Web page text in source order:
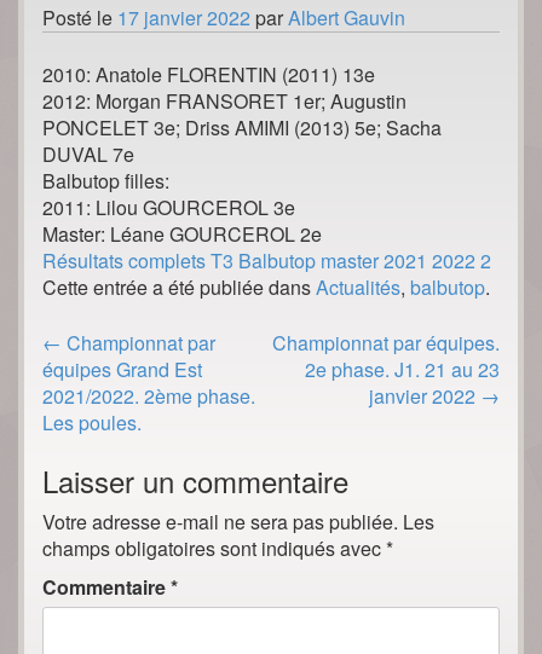
Posté le 17 janvier 2022 parAlbert Gauvin
2010: Anatole FLORENTIN (2011) 13e
2012: Morgan FRANSORET 1er; Augustin
PONCELET 3e; Driss AMIMI (2013) 5e; Sacha
DUVAL 7e
Balbutop filles:
2011: Lilou GOURCEROL 3e
Master: Léane GOURCEROL 2e
Résultats complets T3 Balbutop master 2021 2022 2
Cette entrée a été publiée dansActualités, balbutop.
Post
navigation
← Championnat par
équipes Grand Est
2021/2022. 2ème phase.
Les poules.
Championnat par équipes.
2e phase. J1. 21 au 23
janvier 2022 →
Laisser un commentaire
Votre adresse e-mail ne sera pas publiée. Les
champs obligatoires sont indiqués avec*
Commentaire*